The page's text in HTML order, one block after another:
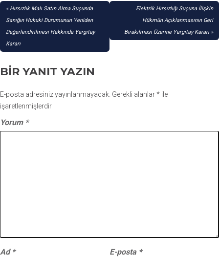
YAZI
GEZINMESI
Hırsızlık Malı Satın Alma Suçunda
Sanığın Hukuki Durumunun Yeniden
Değerlendirilmesi Hakkında Yargıtay
Kararı
Elektrik Hırsızlığı Suçuna İlişkin
Hükmün Açıklanmasının Geri
Bırakılması Üzerine Yargıtay Kararı
BIR YANIT YAZIN
E-posta adresiniz yayınlanmayacak. Gerekli alanlar* ile
işaretlenmişlerdir
Yorum *
Ad * E-posta *